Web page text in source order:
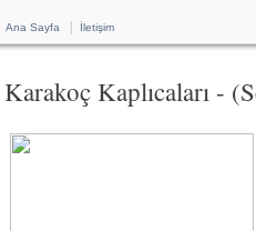
Ana Sayfa İletişim
Karakoç Kaplıcaları -